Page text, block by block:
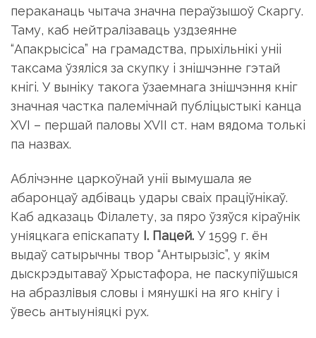
пераканаць чытача значна пераўзышоў Скаргу.
Таму, каб нейтралiзаваць уздзеянне
“Апакрысiса” на грамадства, прыхiльнiкi унii
таксама ўзялiся за скупку i знiшчэнне гэтай
кнiгi. У вынiку такога ўзаемнага знiшчэння кнiг
значная частка палемiчнай публiцыстыкi канца
XVI – першай паловы XVII ст. нам вядома толькi
па назвах.
Аблiчэнне царкоўнай унii вымушала яе
абаронцаў адбiваць удары сваiх працiўнiкаў.
Каб адказаць Філалету, за пяро ўзяўся кі­раўнік
уніяцкага епіскапату І. Пацей. У 1599 г. ён
выдаў сатырычны твор “Антырызіс”, у якім
дыскрэдытаваў Хрыстафора, не паскупіўшыся
на абразлівыя словы і мянушкі на яго кнігу і
ўвесь антыуніяцкі рух.